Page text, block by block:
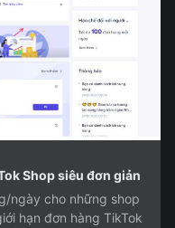
Shop siêu đơn giản
ngày cho những shop
hạn đơn hàng TikTok